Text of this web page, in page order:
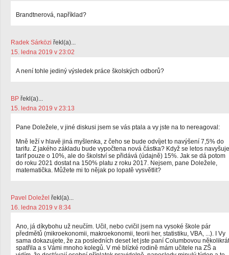
Brandtnerová, například?
Radek Sárközi řekl(a)...
15. ledna 2019 v 23:02
A není tohle jediný výsledek práce školských odborů?
BP řekl(a)...
15. ledna 2019 v 23:13
Pane Doležele, v jiné diskusi jsem se vás ptala a vy jste na to nereagoval:
Mně leží v hlavě jiná myšlenka, z čeho se bude odvíjet to navýšení 7,5% do
tarifu. Z jakého základu bude vypočtena nová částka? Když se letos navyšuje
tarif pouze o 10%, ale do školství se přidává (údajně) 15%. Jak se dá potom
do roku 2021 dostat na 150% platu z roku 2017. Nejsem, pane Doležele,
matematička. Můžete mi to nějak po lopatě vysvětlit?
Pavel Doležel řekl(a)...
16. ledna 2019 v 8:34
Ano, já díkybohu už neučím. Učil, nebo cvičil jsem na vysoké škole pár
předmětů (mikroekonomii, makroekonomii, teorii her, statistiku, VBA, ...). I Vy
sama dokazujete, že za posledních deset let jste paní Columbovou několikrát
spatřila a s Vámi mnoho kolegů. V mé blízké rodině mám učitele na ZŠ a